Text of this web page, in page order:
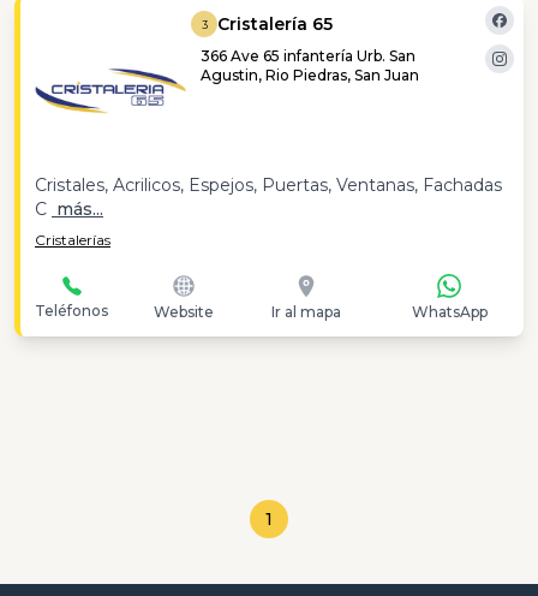
3 Cristalería 65
366 Ave 65 infantería Urb. San
Agustin, Rio Piedras, San Juan
Cristales, Acrilicos, Espejos, Puertas, Ventanas, Fachadas
C más...
Cristalerías
Teléfonos Website Ir al mapa WhatsApp
1